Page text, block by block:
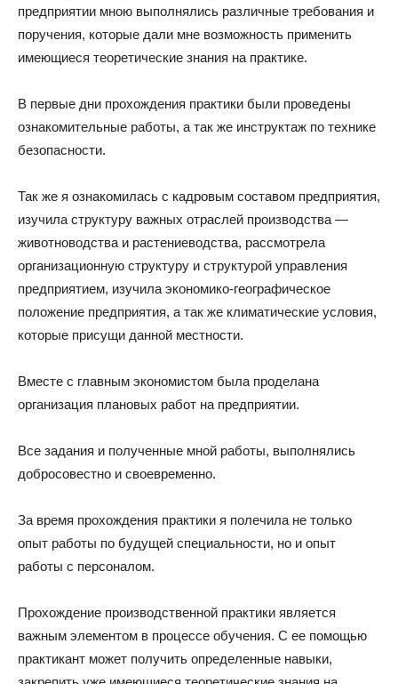
предприятии мною выполнялись различные требования и
поручения, которые дали мне возможность применить
имеющиеся теоретические знания на практике.
В первые дни прохождения практики были проведены
ознакомительные работы, а так же инструктаж по технике
безопасности.
Так же я ознакомилась с кадровым составом предприятия,
изучила структуру важных отраслей производства —
животноводства и растениеводства, рассмотрела
организационную структуру и структурой управления
предприятием, изучила экономико-географическое
положение предприятия, а так же климатические условия,
которые присущи данной местности.
Вместе с главным экономистом была проделана
организация плановых работ на предприятии.
Все задания и полученные мной работы, выполнялись
добросовестно и своевременно.
За время прохождения практики я полечила не только
опыт работы по будущей специальности, но и опыт
работы с персоналом.
Прохождение производственной практики является
важным элементом в процессе обучения. С ее помощью
практикант может получить определенные навыки,